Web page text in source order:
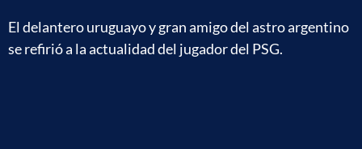
El delantero uruguayo y gran amigo del astro argentino
se refirió a la actualidad del jugador del PSG.